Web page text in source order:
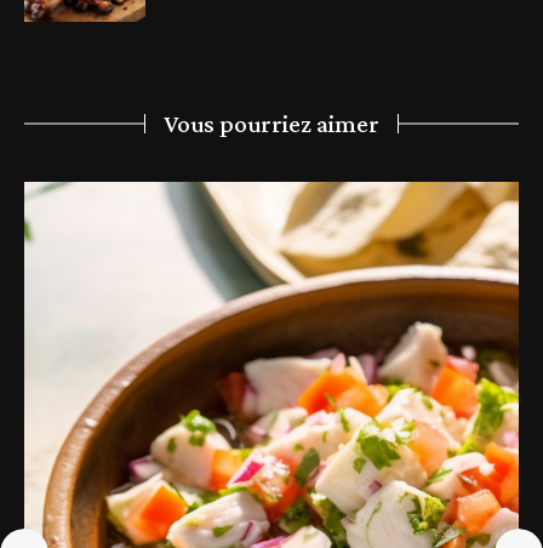
Vous pourriez aimer